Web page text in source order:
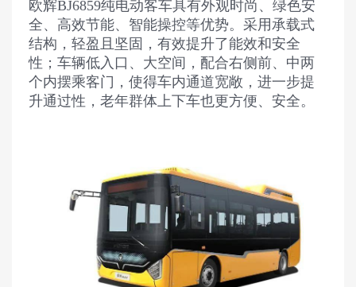
欧辉BJ6859纯电动客车具有外观时尚、绿色安
全、高效节能、智能操控等优势。采用承载式
结构，轻盈且坚固，有效提升了能效和安全
性；车辆低入口、大空间，配合右侧前、中两
个内摆乘客门，使得车内通道宽敞，进一步提
升通过性，老年群体上下车也更方便、安全。